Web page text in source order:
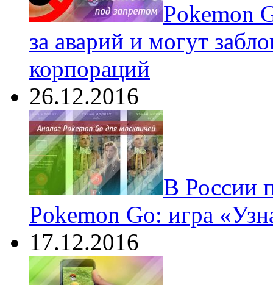
Pokеmon
за аварий и могут
корпораций
26.12.2016
В России
Pokemon Go: игра
17.12.2016